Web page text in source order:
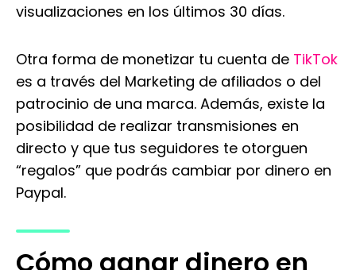
visualizaciones en los últimos 30 días.
Otra forma de monetizar tu cuenta de TikTok
es a través del Marketing de afiliados o del
patrocinio de una marca. Además, existe la
posibilidad de realizar transmisiones en
directo y que tus seguidores te otorguen
“regalos” que podrás cambiar por dinero en
Paypal.
Cómo ganar dinero en